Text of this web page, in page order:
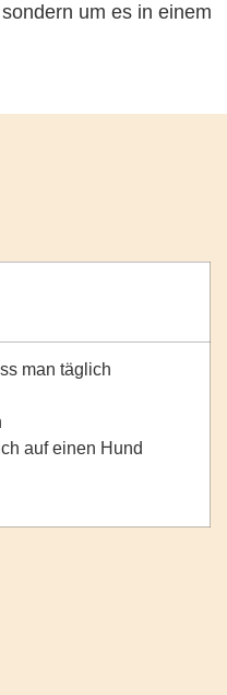
um es in einem
man täglich
auf einen Hund